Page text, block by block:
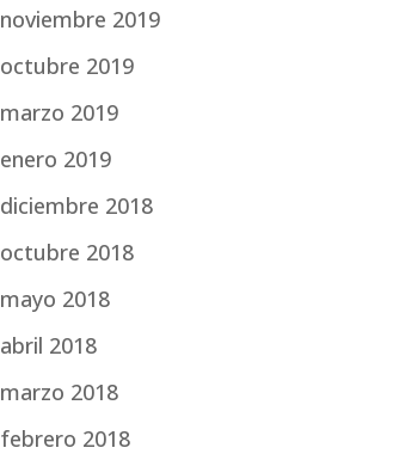
noviembre 2019
octubre 2019
marzo 2019
enero 2019
diciembre 2018
octubre 2018
mayo 2018
abril 2018
marzo 2018
febrero 2018